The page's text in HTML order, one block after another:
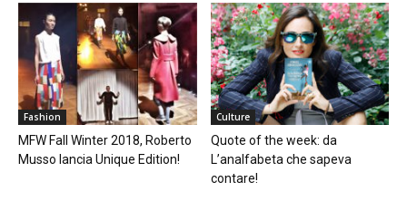
Fashion
MFW Fall Winter 2018, Roberto
Musso lancia Unique Edition!
Culture
Quote of the week: da
L’analfabeta che sapeva
contare!